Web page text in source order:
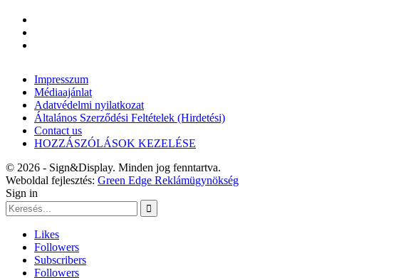
Impresszum
Médiaajánlat
Adatvédelmi nyilatkozat
Általános Szerződési Feltételek (Hirdetési)
Contact us
HOZZÁSZÓLÁSOK KEZELÉSE
© 2026 - Sign&Display. Minden jog fenntartva.
Weboldal fejlesztés: Green Edge Reklámügynökség
Sign in
Likes
Followers
Subscribers
Followers